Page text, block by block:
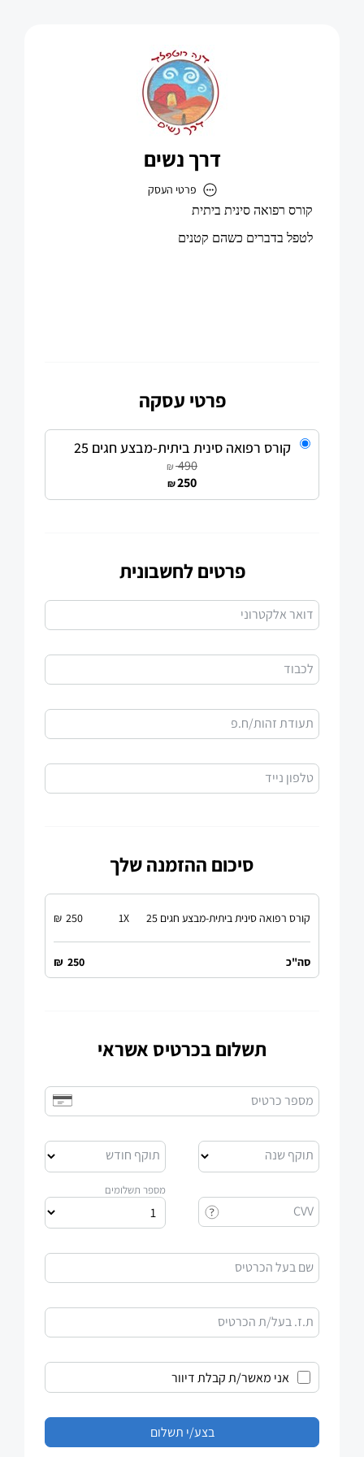
דרך נשים
פרטי העסק
פרטי עסקה
קורס רפואה סינית ביתית-מבצע חגים 25
490
₪
250
₪
פרטים לחשבונית
דואר אלקטרוני
לכבוד
תעודת זהות/ח.פ
טלפון נייד
סיכום ההזמנה שלך
קורס רפואה סינית ביתית-מבצע חגים 25 X
1
250
₪
סה"כ 250
₪
תשלום בכרטיס אשראי
מספר כרטיס
תוקף שנה תוקף חודש
CVV
מספר תשלומים
שם בעל הכרטיס
ת.ז. בעל/ת הכרטיס
אני מאשר/ת קבלת דיוור